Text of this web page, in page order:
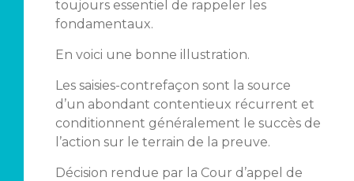
toujours essentiel de rappeler les
fondamentaux.
En voici une bonne illustration.
Les saisies-contrefaçon sont la source
d’un abondant contentieux récurrent et
conditionnent généralement le succès de
l’action sur le terrain de la preuve.
Décision rendue par la Cour d’appel de